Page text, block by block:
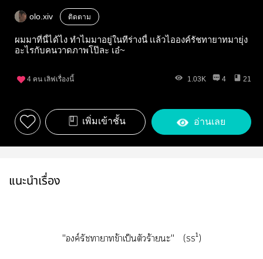
olo.xiv ติดตาม
ผมมาที่นี้ได้ไง ทำไมมาอยู่ในทีร่างนี้ เเล้วไอองค์รัชทายาทมายุ่ง
อะไรกับคนวาดภาพโป๊ละ เอ๋~
4 คน เลิฟเรื่องนี้ 1.03K 4 21
เพิ่มเข้าชั้น อ่านเลย
แนะนำเรื่อง
"องค์รัชทายาทข้าเป็นตัวร้ายะ" (ss¹)